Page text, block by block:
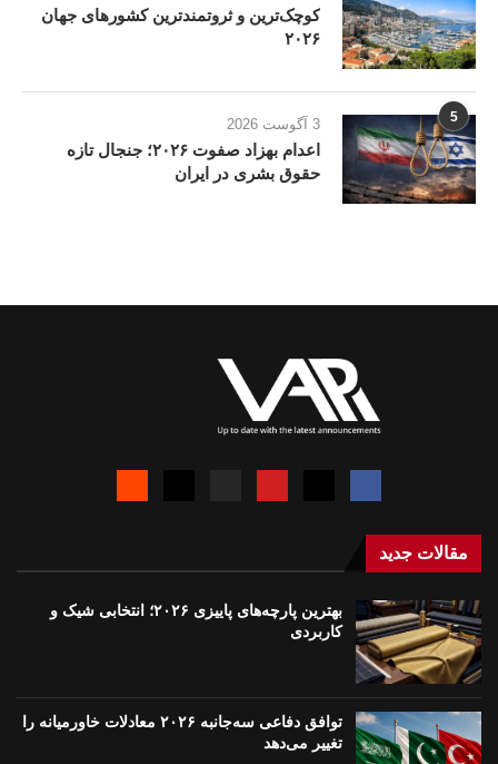
کوچک‌ترین و ثروتمندترین کشورهای جهان
۲۰۲۶
5 3 آگوست 2026
اعدام بهزاد صفوت ۲۰۲۶؛ جنجال تازه
حقوق بشری در ایران
مقالات جدید
بهترین پارچه‌های پاییزی ۲۰۲۶؛ انتخابی شیک و
کاربردی
توافق دفاعی سه‌جانبه ۲۰۲۶ معادلات خاورمیانه را
تغییر می‌دهد